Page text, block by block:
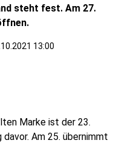
steht fest. Am 27.
13:00
Marke ist der 23.
Am 25. übernimmt